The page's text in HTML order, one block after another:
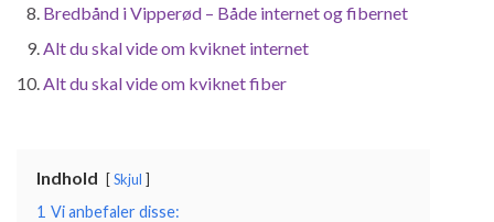
Bredbånd i Vipperød – Både internet og fibernet
Alt du skal vide om kviknet internet
Alt du skal vide om kviknet fiber
Indhold Skjul
1 Vi anbefaler disse: